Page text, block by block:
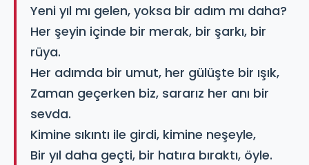
Yeni yıl mı gelen, yoksa bir adım mı daha?
Her şeyin içinde bir merak, bir şarkı, bir
rüya.
Her adımda bir umut, her gülüşte bir ışık,
Zaman geçerken biz, sararız her anı bir
sevda.
Kimine sıkıntı ile girdi, kimine neşeyle,
Bir yıl daha geçti, bir hatıra bıraktı, öyle.